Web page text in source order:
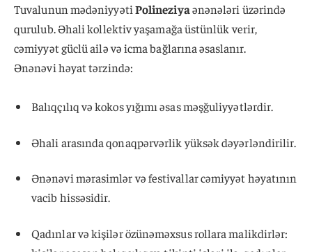
Tuvalunun mədəniyyətiPolineziyaənənələri üzərində
qurulub. Əhali kollektiv yaşamağa üstünlük verir,
cəmiyyət güclü ailə və icma bağlarına əsaslanır.
Ənənəvi həyat tərzində:
Balıqçılıq və kokos yığımı əsas məşğuliyyətlərdir.
Əhali arasında qonaqpərvərlik yüksək dəyərləndirilir.
Ənənəvi mərasimlər və festivallar cəmiyyət həyatının
vacib hissəsidir.
Qadınlar və kişilər özünəməxsus rollara malikdirlər: